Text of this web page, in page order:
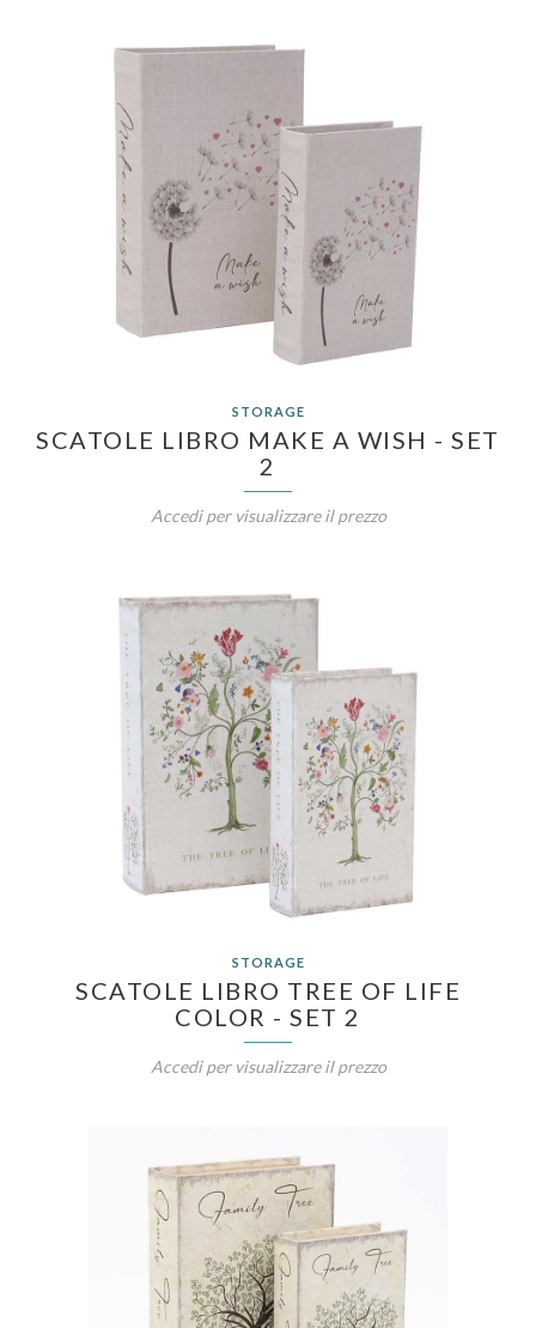
STORAGE
SCATOLE LIBRO MAKE A WISH - SET
2
Accedi per visualizzare il prezzo
STORAGE
SCATOLE LIBRO TREE OF LIFE
COLOR - SET 2
Accedi per visualizzare il prezzo